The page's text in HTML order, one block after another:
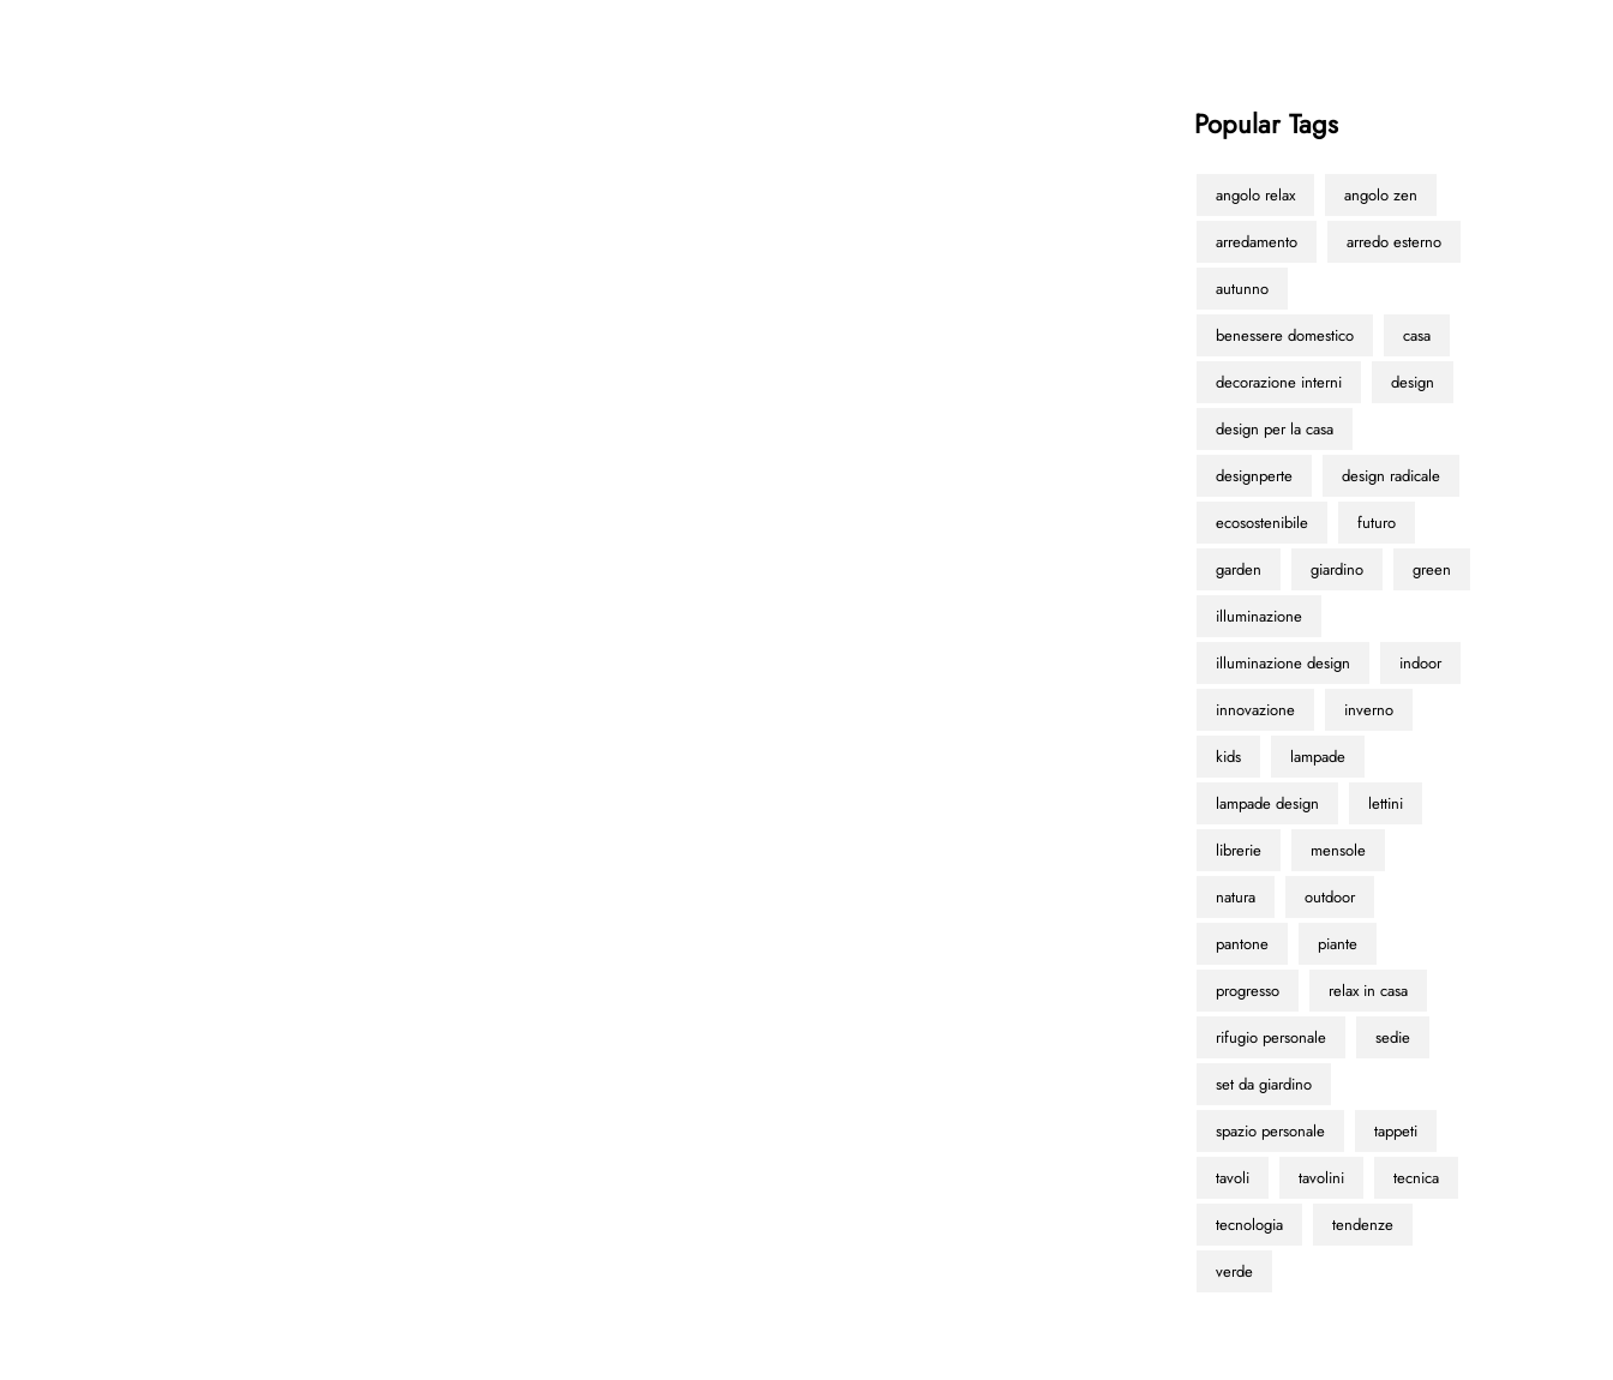
Popular Tags
angolo relax angolo zen
arredamento arredo esterno
autunno
benessere domestico casa
decorazione interni design
design per la casa
designperte design radicale
ecosostenibile futuro
garden giardino green
illuminazione
illuminazione design indoor
innovazione inverno
kids lampade
lampade design lettini
librerie mensole
natura outdoor
pantone piante
progresso relax in casa
rifugio personale sedie
set da giardino
spazio personale tappeti
tavoli tavolini tecnica
tecnologia tendenze
verde